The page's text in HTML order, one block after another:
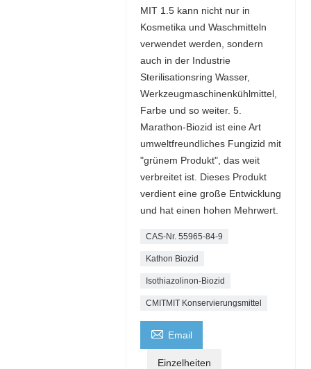
MIT 1.5 kann nicht nur in
Kosmetika und Waschmitteln
verwendet werden, sondern
auch in der Industrie
Sterilisationsring Wasser,
Werkzeugmaschinenkühlmittel,
Farbe und so weiter. 5.
Marathon-Biozid ist eine Art
umweltfreundliches Fungizid mit
"grünem Produkt", das weit
verbreitet ist. Dieses Produkt
verdient eine große Entwicklung
und hat einen hohen Mehrwert.
CAS-Nr. 55965-84-9
Kathon Biozid
Isothiazolinon-Biozid
CMITMIT Konservierungsmittel
 Email
Einzelheiten